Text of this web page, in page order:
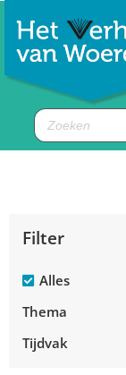
Filter
Alles
Thema
Tijdvak